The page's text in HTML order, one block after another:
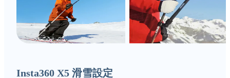
Insta360 X5 滑雪設定